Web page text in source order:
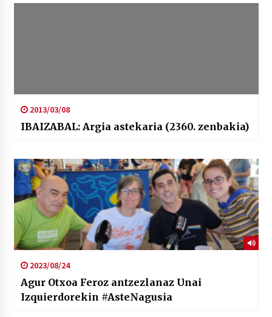
2013/03/08
IBAIZABAL: Argia astekaria (2360. zenbakia)
2023/08/24
Agur Otxoa Feroz antzezlanaz Unai
Izquierdorekin #AsteNagusia